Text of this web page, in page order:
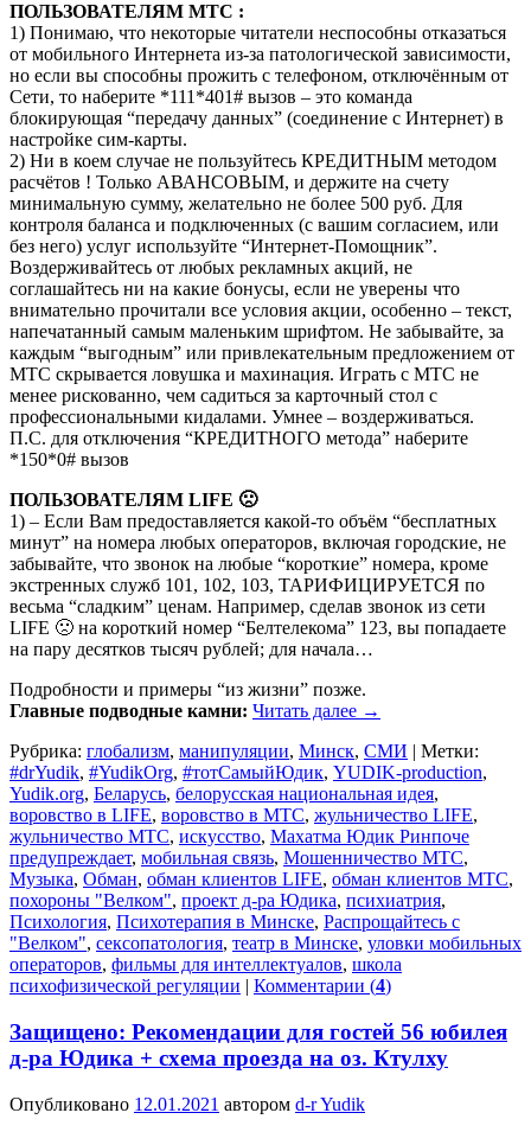
ПОЛЬЗОВАТЕЛЯМ МТС :
1) Понимаю, что некоторые читатели неспособны отказаться
от мобильного Интернета из-за патологической зависимости,
но если вы способны прожить с телефоном, отключённым от
Сети, то наберите *111*401# вызов – это команда
блокирующая “передачу данных” (соединение с Интернет) в
настройке сим-карты.
2) Ни в коем случае не пользуйтесь КРЕДИТНЫМ методом
расчётов ! Только АВАНСОВЫМ, и держите на счету
минимальную сумму, желательно не более 500 руб. Для
контроля баланса и подключенных (с вашим согласием, или
без него) услуг используйте “Интернет-Помощник”.
Воздерживайтесь от любых рекламных акций, не
соглашайтесь ни на какие бонусы, если не уверены что
внимательно прочитали все условия акции, особенно – текст,
напечатанный самым маленьким шрифтом. Не забывайте, за
каждым “выгодным” или привлекательным предложением от
МТС скрывается ловушка и махинация. Играть с МТС не
менее рискованно, чем садиться за карточный стол с
профессиональными кидалами. Умнее – воздерживаться.
П.С. для отключения “КРЕДИТНОГО метода” наберите
*150*0# вызов
ПОЛЬЗОВАТЕЛЯМ LIFE 🙁
1) – Если Вам предоставляется какой-то объём “бесплатных
минут” на номера любых операторов, включая городские, не
забывайте, что звонок на любые “короткие” номера, кроме
экстренных служб 101, 102, 103, ТАРИФИЦИРУЕТСЯ по
весьма “сладким” ценам. Например, сделав звонок из сети
LIFE 🙁 на короткий номер “Белтелекома” 123, вы попадаете
на пару десятков тысяч рублей; для начала…
Подробности и примеры “из жизни” позже.
Главные подводные камни: Читать далее →
Рубрика: глобализм, манипуляции, Минск, СМИ | Метки:
#‎drYudik, #YudikOrg, #тотСамыйЮдик, YUDIK-production,
Yudik.org, Беларусь, белорусская национальная идея,
воровство в LIFE, воровство в МТС, жульничество LIFE,
жульничество МТС, искусство, Махатма Юдик Ринпоче
предупреждает, мобильная связь, Мошенничество МТС,
Музыка, Обман, обман клиентов LIFE, обман клиентов МТС,
похороны "Велком", проект д-ра Юдика, психиатрия,
Психология, Психотерапия в Минске, Распрощайтесь с
"Велком", сексопатология, театр в Минске, уловки мобильных
операторов, фильмы для интеллектуалов, школа
психофизической регуляции | Комментарии (4)
Защищено: Рекомендации для гостей 56 юбилея
д-ра Юдика + схема проезда на оз. Ктулху
Опубликовано 12.01.2021 автором d-r Yudik